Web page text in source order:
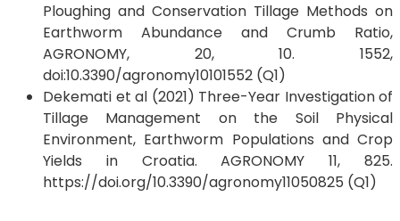
Ploughing and Conservation Tillage Methods on
Earthworm Abundance and Crumb Ratio,
AGRONOMY, 20, 10. 1552,
doi:10.3390/agronomy10101552 (Q1)
Dekemati et al (2021) Three-Year Investigation of
Tillage Management on the Soil Physical
Environment, Earthworm Populations and Crop
Yields in Croatia. AGRONOMY 11, 825.
https://doi.org/10.3390/agronomy11050825 (Q1)